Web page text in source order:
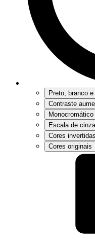
Preto, branco
Contraste
Monocromático
Escala de
Cores invertidas
Cores originais